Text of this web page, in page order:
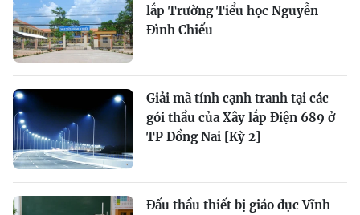
lắp Trường Tiểu học Nguyễn
Đình Chiểu
Giải mã tính cạnh tranh tại các
gói thầu của Xây lắp Điện 689 ở
TP Đồng Nai [Kỳ 2]
Đấu thầu thiết bị giáo dục Vĩnh